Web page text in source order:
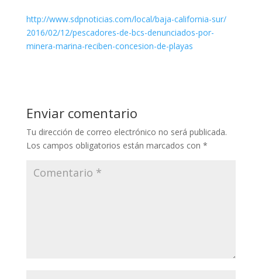
http://www.sdpnoticias.com/local/baja-california-sur/
2016/02/12/pescadores-de-bcs-denunciados-por-
minera-marina-reciben-concesion-de-playas
Enviar comentario
Tu dirección de correo electrónico no será publicada.
Los campos obligatorios están marcados con *